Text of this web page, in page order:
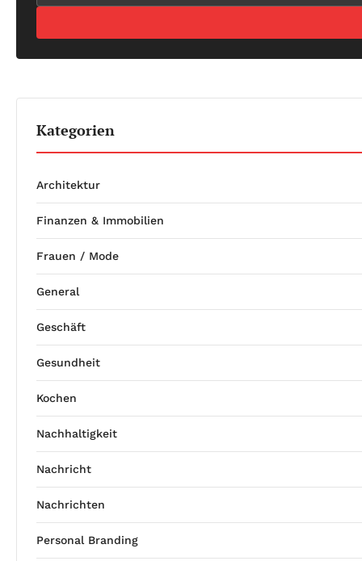
Kategorien
Architektur
Finanzen & Immobilien
Frauen / Mode
General
Geschäft
Gesundheit
Kochen
Nachhaltigkeit
Nachricht
Nachrichten
Personal Branding